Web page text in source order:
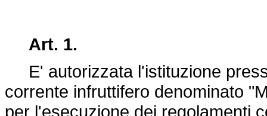
Art. 1.
E' autorizzata l'istituzione
corrente infruttifero denominato
per l'esecuzione dei regolamenti